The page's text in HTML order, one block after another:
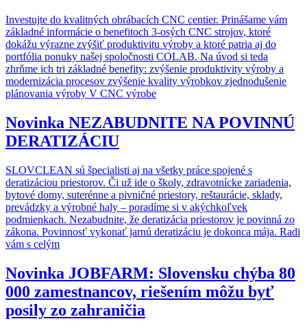
Investujte do kvalitných obrábacích CNC centier. Prinášame vám
základné informácie o benefitoch 3-osých CNC strojov, ktoré
dokážu výrazne zvýšiť produktivitu výroby a ktoré patria aj do
portfólia ponuky našej spoločnosti COLAB. Na úvod si teda
zhrňme ich tri základné benefity: zvýšenie produktivity výroby a
modernizácia procesov zvýšenie kvality výrobkov zjednodušenie
plánovania výroby V CNC výrobe
Novinka NEZABUDNITE NA POVINNÚ
DERATIZÁCIU
SLOVCLEAN sú špecialisti aj na všetky práce spojené s
deratizáciou priestorov. Či už ide o školy, zdravotnícke zariadenia,
bytové domy, suterénne a pivničné priestory, reštaurácie, sklady,
prevádzky a výrobné haly – poradíme si v akýchkoľvek
podmienkach. Nezabudnite, že deratizácia priestorov je povinná zo
zákona. Povinnosť vykonať jarnú deratizáciu je dokonca mája. Radi
vám s celým
Novinka JOBFARM: Slovensku chýba 80
000 zamestnancov, riešením môžu byť
posily zo zahraničia